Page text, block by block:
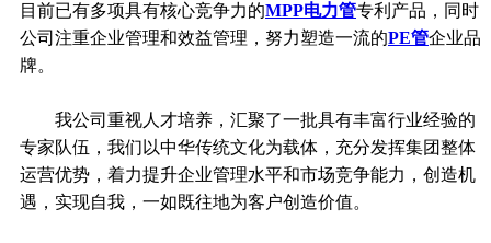
目前已有多项具有核心竞争力的MPP电力管专利产品，同时
公司注重企业管理和效益管理，努力塑造一流的PE管企业品
牌。
我公司重视人才培养，汇聚了一批具有丰富行业经验的
专家队伍，我们以中华传统文化为载体，充分发挥集团整体
运营优势，着力提升企业管理水平和市场竞争能力，创造机
遇，实现自我，一如既往地为客户创造价值。